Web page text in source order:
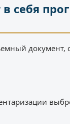
себя
документ,